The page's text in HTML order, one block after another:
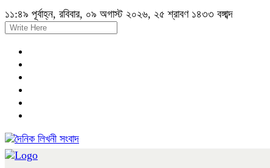
১১:৪৯ পূর্বাহ্ন, রবিবার, ০৯ অগাস্ট ২০২৬, ২৫ শ্রাবণ ১৪৩৩ বঙ্গাব্দ